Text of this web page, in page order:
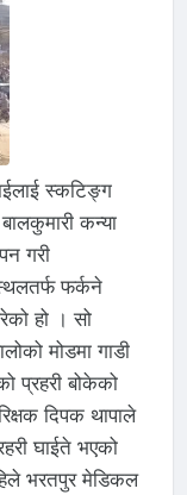
स्कटिङ्ग
कन्या
गरी
फर्कने
हो । सो
मोडमा गाडी
प्रहरी बोकेको
दिपक थापाले
घाईते भएको
भरतपुर मेडिकल